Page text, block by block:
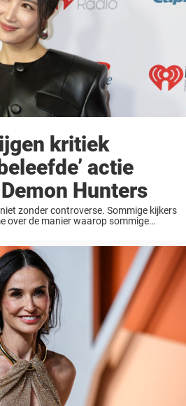
kritiek
actie
Hunters
zonder controverse. Sommige kijkers
over de manier waarop sommige